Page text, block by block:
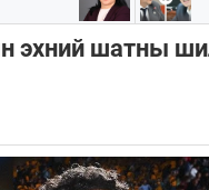
шатны